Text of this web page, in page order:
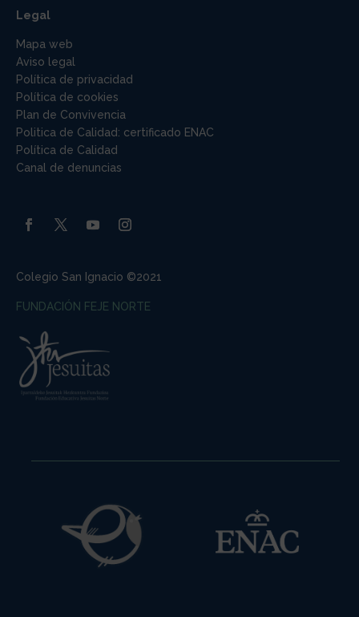
Legal
Mapa web
Aviso legal
Política de privacidad
Política de cookies
Plan de Convivencia
Politica de Calidad: certificado ENAC
Política de Calidad
Canal de denuncias
Colegio San Ignacio ©2021
FUNDACIÓN FEJE NORTE